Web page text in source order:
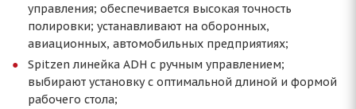
управления; обеспечивается высокая точность
полировки; устанавливают на оборонных,
авиационных, автомобильных предприятиях;
Spitzen линейка ADH с ручным управлением;
выбирают установку с оптимальной длиной и формой
рабочего стола;